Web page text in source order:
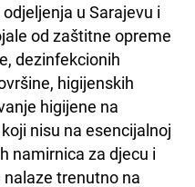
u Sarajevu i
od zaštitne opreme
dezinfekcionih
higijenskih
higijene na
nisu na esencijalnoj
namirnica za djecu i
trenutno na